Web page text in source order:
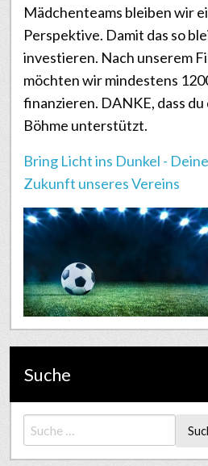
Mädchenteams bleiben wir
Perspektive. Damit das so
investieren. Nach unserem
möchten wir mindestens
finanzieren. DANKE, dass
Böhme unterstützt.
Bring Licht ins Dunkel -
Zukunft unseres Vereins
Suche